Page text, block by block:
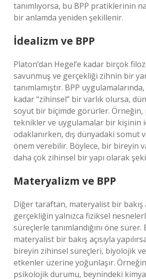
tanımlıyorsa, bu BPP pratiklerinin
bir anlamda yeniden şekillenir.
İdealizm ve BPP
Platon’dan Hegel’e kadar birçok
savunmuş ve gerçekliği zihnin bir
tanımlamıştır. BPP
kadar “zihinsel” bir varlık olursa,
soyut bir biçimde görürler.
teknikler ve uygulamalar bir kişinin
odaklanırken, dış dünyadaki somut
önem verebilir. Böylece, bir bireyin
daha çok zihinsel bir yapı olarak
Materyalizm ve BPP
Diğer taraftan, materyalist bir bakış
gerçekliğin yalnızca fiziksel
süreçlerle tanımlandığını öne sürer.
materyalist bir bakış açısıyla
bireyin zihinsel süreçleri, biyolojik
etkenler üzerine yoğunlaşır.
psikolojik durumu, beynindeki